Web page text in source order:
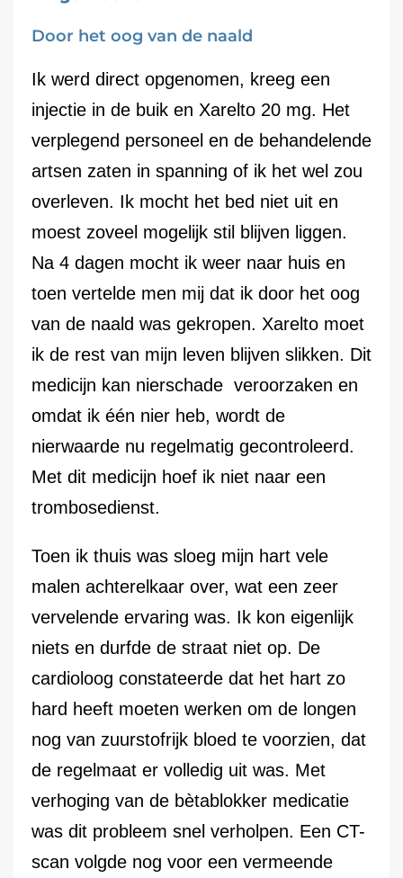
Door het oog van de naald
Ik werd direct opgenomen, kreeg een
injectie in de buik en Xarelto 20 mg. Het
verplegend personeel en de behandelende
artsen zaten in spanning of ik het wel zou
overleven. Ik mocht het bed niet uit en
moest zoveel mogelijk stil blijven liggen.
Na 4 dagen mocht ik weer naar huis en
toen vertelde men mij dat ik door het oog
van de naald was gekropen. Xarelto moet
ik de rest van mijn leven blijven slikken. Dit
medicijn kan nierschade veroorzaken en
omdat ik één nier heb, wordt de
nierwaarde nu regelmatig gecontroleerd.
Met dit medicijn hoef ik niet naar een
trombosedienst.
Toen ik thuis was sloeg mijn hart vele
malen achterelkaar over, wat een zeer
vervelende ervaring was. Ik kon eigenlijk
niets en durfde de straat niet op. De
cardioloog constateerde dat het hart zo
hard heeft moeten werken om de longen
nog van zuurstofrijk bloed te voorzien, dat
de regelmaat er volledig uit was. Met
verhoging van de bètablokker medicatie
was dit probleem snel verholpen. Een CT-
scan volgde nog voor een vermeende